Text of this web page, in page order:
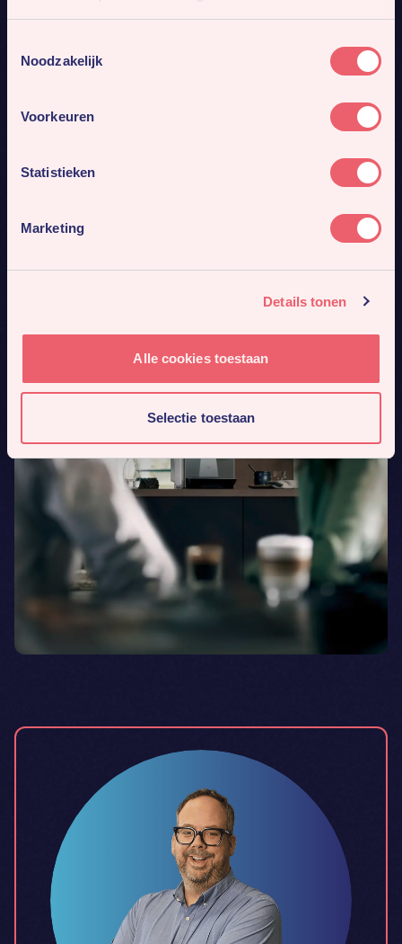
Noodzakelijk
Voorkeuren
Statistieken
Marketing
Details tonen
Alle cookies toestaan
Selectie toestaan